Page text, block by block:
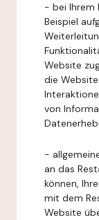
- bei Ihrem
Beispiel
Website
die
von
-
an das
können,
mit dem
Website